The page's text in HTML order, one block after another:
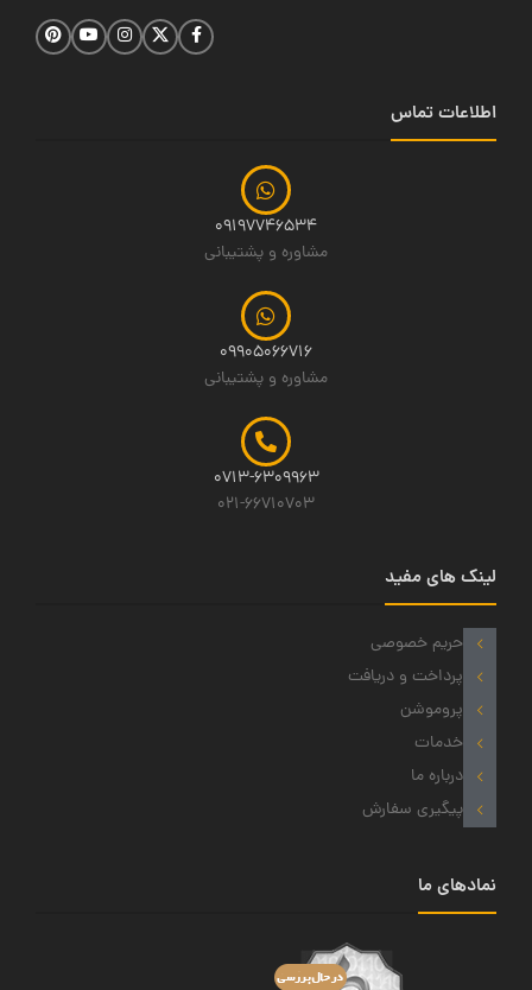
اطلاعات تماس
09197746534
مشاوره و پشتیبانی
09905066716
مشاوره و پشتیبانی
0713-6309963
021-66710703
لینک های مفید
حریم خصوصی
پرداخت و دریافت
پروموشن
خدمات
درباره ما
پیگیری سفارش
نمادهای ما